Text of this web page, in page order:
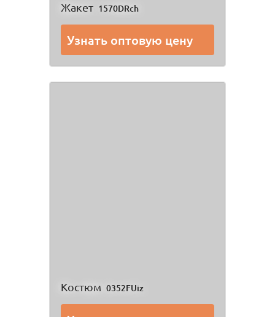
Жакет 1570DRch
Узнать оптовую цену
Костюм 0352FUiz